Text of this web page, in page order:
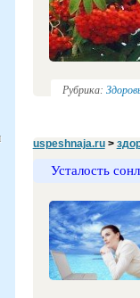
Рубрика:
uspeshnaja.ru>
Усталость